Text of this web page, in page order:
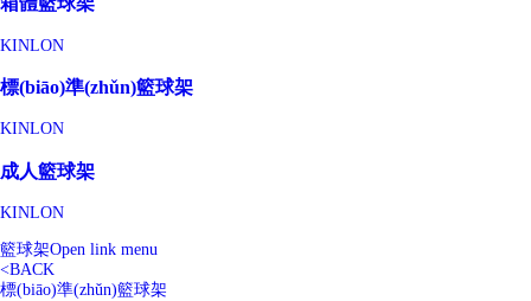
KINLON
標(biāo)準(zhǔn)籃球架
KINLON
成人籃球架
KINLON
籃球架Open link menu
<BACK
標(biāo)準(zhǔn)籃球架